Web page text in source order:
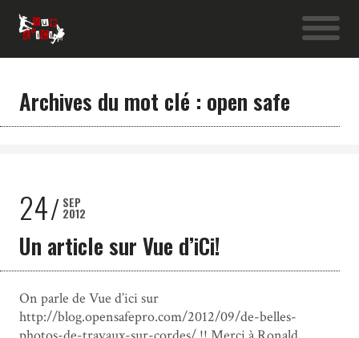
Archives du mot clé : open safe
24 SEP
2012
Un article sur Vue d’iCi!
On parle de Vue d’ici sur
http://blog.opensafepro.com/2012/09/de-belles-